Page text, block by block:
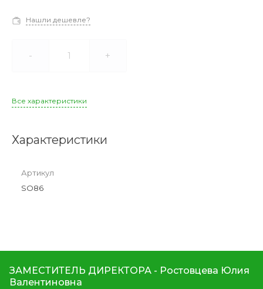
Нашли дешевле?
- +
Все характеристики
Характеристики
Артикул
SO86
ЗАМЕСТИТЕЛЬ ДИРЕКТОРА - Ростовцева Юлия
Валентиновна